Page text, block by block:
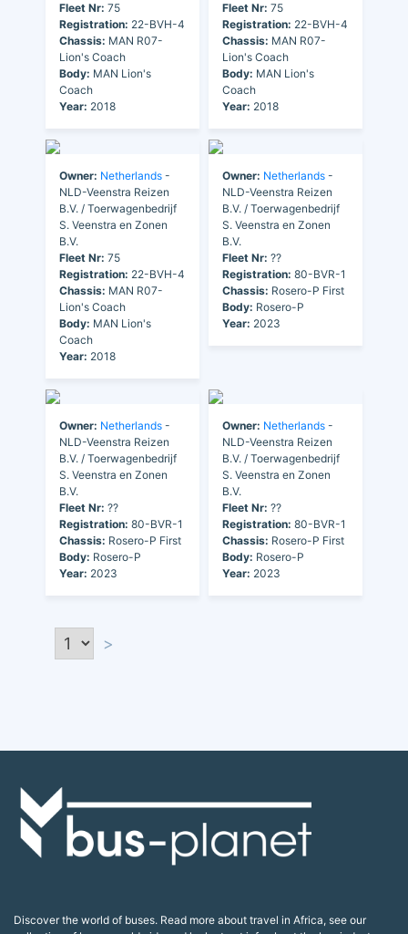
Fleet Nr: 75
Registration: 22-BVH-4
Chassis: MAN R07-
Lion's Coach
Body: MAN Lion's
Coach
Year: 2018
Fleet Nr: 75
Registration: 22-BVH-4
Chassis: MAN R07-
Lion's Coach
Body: MAN Lion's
Coach
Year: 2018
Owner: Netherlands -
NLD-Veenstra Reizen
B.V. / Toerwagenbedrijf
S. Veenstra en Zonen
B.V.
Fleet Nr: 75
Registration: 22-BVH-4
Chassis: MAN R07-
Lion's Coach
Body: MAN Lion's
Coach
Year: 2018
Owner: Netherlands -
NLD-Veenstra Reizen
B.V. / Toerwagenbedrijf
S. Veenstra en Zonen
B.V.
Fleet Nr: ??
Registration: 80-BVR-1
Chassis: Rosero-P First
Body: Rosero-P
Year: 2023
Owner: Netherlands -
NLD-Veenstra Reizen
B.V. / Toerwagenbedrijf
S. Veenstra en Zonen
B.V.
Fleet Nr: ??
Registration: 80-BVR-1
Chassis: Rosero-P First
Body: Rosero-P
Year: 2023
Owner: Netherlands -
NLD-Veenstra Reizen
B.V. / Toerwagenbedrijf
S. Veenstra en Zonen
B.V.
Fleet Nr: ??
Registration: 80-BVR-1
Chassis: Rosero-P First
Body: Rosero-P
Year: 2023
>
Discover the world of buses. Read more about travel in Africa, see our